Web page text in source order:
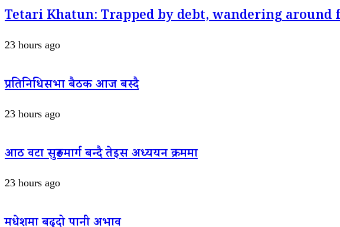
Tetari Khatun: Trapped by debt, wandering around
23 hours ago
प्रतिनिधिसभा बैठक आज बस्दै
23 hours ago
आठ वटा सुरुङमार्ग बन्दै तेइस अध्ययन क्रममा
23 hours ago